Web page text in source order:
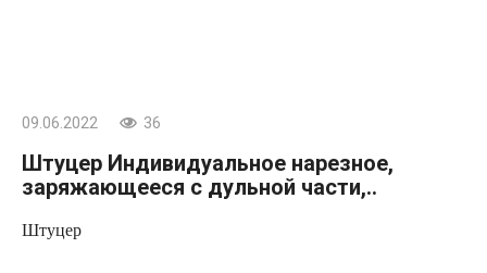
09.06.2022 36
Штуцер Индивидуальное нарезное,
заряжающееся с дульной части,..
Штуцер